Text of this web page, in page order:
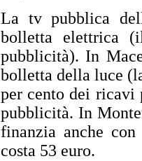
La tv pubblica
bolletta elettrica
pubblicità). In
bolletta della luce
per cento dei ricavi
pubblicità. In
finanzia anche
costa 53 euro.